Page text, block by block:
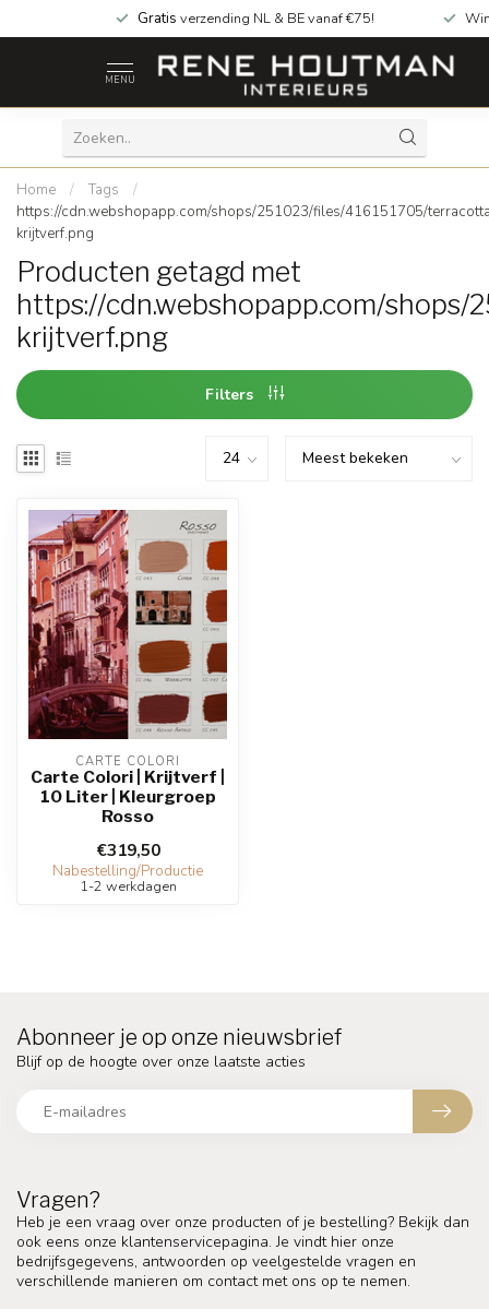
Gratis verzending NL & BE vanaf €75!
MENU
Home / Tags
/
https://cdn.webshopapp.com/shops/251023/files/416151705/
krijtverf.png
Producten getagd met
https://cdn.webshopapp.com/
krijtverf.png
Filters
CARTE COLORI
Carte Colori | Krijtverf |
10 Liter | Kleurgroep
Rosso
€319,50
Nabestelling/Productie
1-2 werkdagen
Vragen?
Heb je een vraag over onze producten of je bestelling? Bekijk dan
ook eens onze klantenservicepagina. Je vindt hier onze
bedrijfsgegevens, antwoorden op veelgestelde vragen en
verschillende manieren om contact met ons op te nemen.
Abonneer je op onze nieuwsbrief
Blijf op de hoogte over onze laatste acties